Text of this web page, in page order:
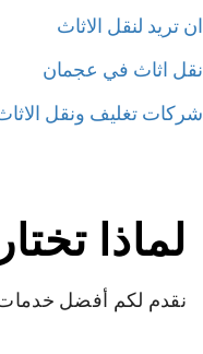
تريد لنقل الاثاث
اثاث في عجمان
تغليف ونقل الاثاث
لماذا
نقدم لكم أفضل خدمات